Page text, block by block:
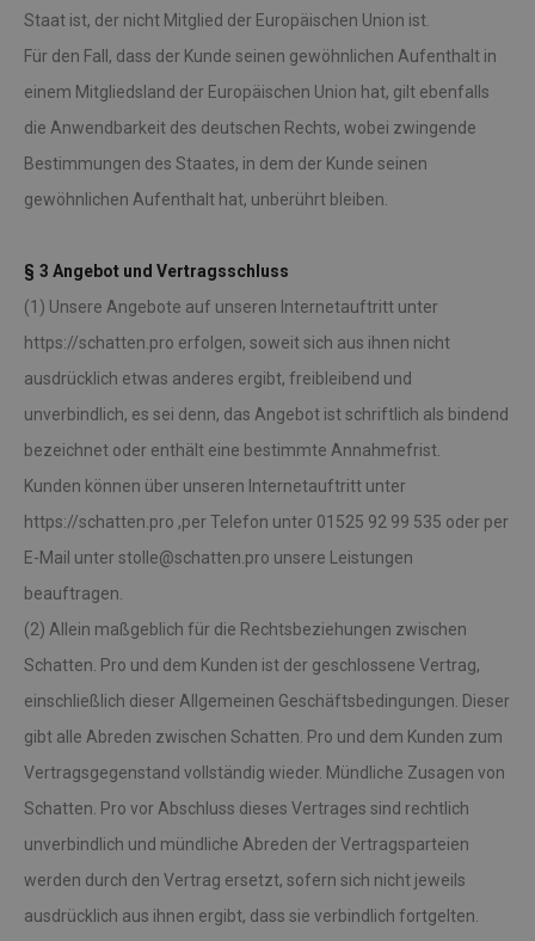
Staat ist, der nicht Mitglied der Europäischen Union ist.
Für den Fall, dass der Kunde seinen gewöhnlichen Aufenthalt in
einem Mitgliedsland der Europäischen Union hat, gilt ebenfalls
die Anwendbarkeit des deutschen Rechts, wobei zwingende
Bestimmungen des Staates, in dem der Kunde seinen
gewöhnlichen Aufenthalt hat, unberührt bleiben.
§ 3 Angebot und Vertragsschluss
(1) Unsere Angebote auf unseren Internetauftritt unter
https://schatten.pro erfolgen, soweit sich aus ihnen nicht
ausdrücklich etwas anderes ergibt, freibleibend und
unverbindlich, es sei denn, das Angebot ist schriftlich als bindend
bezeichnet oder enthält eine bestimmte Annahmefrist.
Kunden können über unseren Internetauftritt unter
https://schatten.pro ,per Telefon unter 01525 92 99 535 oder per
E-Mail unter stolle@schatten.pro unsere Leistungen
beauftragen.
(2) Allein maßgeblich für die Rechtsbeziehungen zwischen
Schatten. Pro und dem Kunden ist der geschlossene Vertrag,
einschließlich dieser Allgemeinen Geschäftsbedingungen. Dieser
gibt alle Abreden zwischen Schatten. Pro und dem Kunden zum
Vertragsgegenstand vollständig wieder. Mündliche Zusagen von
Schatten. Pro vor Abschluss dieses Vertrages sind rechtlich
unverbindlich und mündliche Abreden der Vertragsparteien
werden durch den Vertrag ersetzt, sofern sich nicht jeweils
ausdrücklich aus ihnen ergibt, dass sie verbindlich fortgelten.